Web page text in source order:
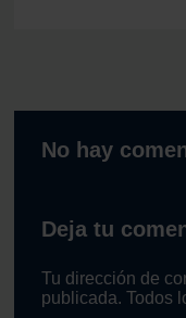
No hay
Deja tu
Tu dirección de
publicada. Todos